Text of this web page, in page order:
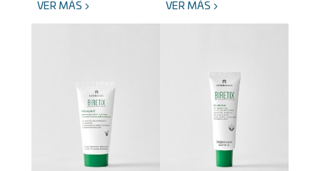
VER MÁS VER MÁS